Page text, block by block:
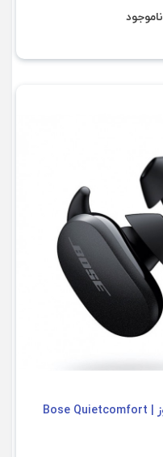
ناموجود
هندزفری بلوتوثی بوز | Bose Quietcomfort